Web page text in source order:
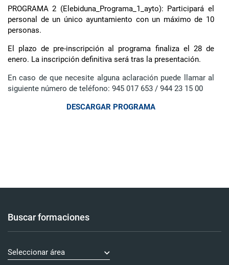
PROGRAMA 2 (Elebiduna_Programa_1_ayto): Participará el
personal de un único ayuntamiento con un máximo de 10
personas.
El plazo de pre-inscripción al programa finaliza el 28 de
enero. La inscripción definitiva será tras la presentación.
En caso de que necesite alguna aclaración puede llamar al
siguiente número de teléfono: 945 017 653 / 944 23 15 00
DESCARGAR PROGRAMA
Buscar formaciones